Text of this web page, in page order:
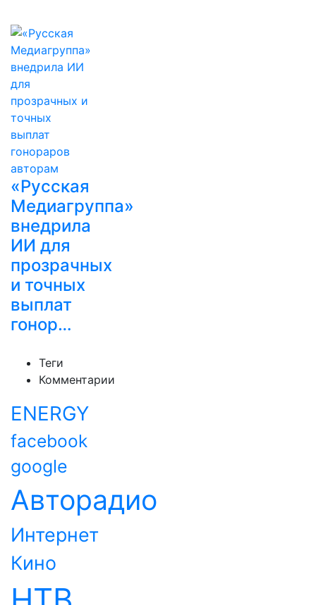
«Русская
Медиагруппа»
внедрила
ИИ для
прозрачных
и точных
выплат
гонор…
Теги
Комментарии
ENERGY
facebook
google
Авторадио
Интернет
Кино